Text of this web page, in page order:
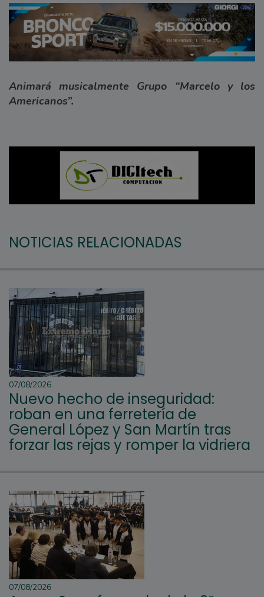
Animará musicalmente Grupo “Marcelo y los
Americanos”.
NOTICIAS RELACIONADAS
07/08/2026
Nuevo hecho de inseguridad:
roban en una ferretería de
General López y San Martín tras
forzar las rejas y romper la vidriera
07/08/2026